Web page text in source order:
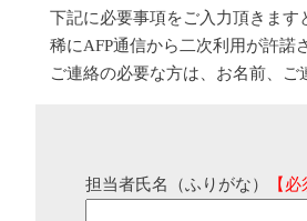
下記に必要事項をご入力頂きま
稀にAFP通信から二次利用が許諾
ご連絡の必要な方は、お名前、
担当者氏名（ふりがな） 【必